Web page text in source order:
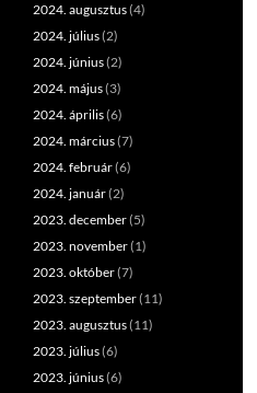
2024. augusztus(4)
2024. július(2)
2024. június(2)
2024. május(3)
2024. április(6)
2024. március(7)
2024. február(6)
2024. január(2)
2023. december(5)
2023. november(1)
2023. október(7)
2023. szeptember(11)
2023. augusztus(11)
2023. július(6)
2023. június(6)